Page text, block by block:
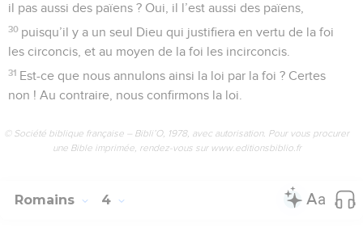
il pas aussi des païens ? Oui, il l’est aussi des païens,
30 puisqu’il y a un seul Dieu qui justifiera en vertu de la foi
les circoncis, et au moyen de la foi les incirconcis.
31 Est-ce que nous annulons ainsi la loi par la foi ? Certes
non ! Au contraire, nous confirmons la loi.
© Société biblique française – Bibli’O, 1978, avec autorisation. Pour vous procurer
une Bible imprimée, rendez-vous sur www.editionsbiblio.fr
Romains 4